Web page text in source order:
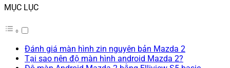
MỤC LỤC
Đánh giá màn hình zin nguyên bản Mazda 2
Tại sao nên độ màn hình android Mazda 2?